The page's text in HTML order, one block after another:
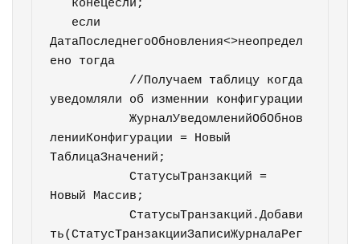
ДатаПоследнегоОбновления<>неопредел
ено тогда
уведомляли об изменнии конфигурации
ленииКонфигурации = Новый
ТаблицаЗначений;
Новый Массив;
ть(СтатусТранзакцииЗаписиЖурналаРег